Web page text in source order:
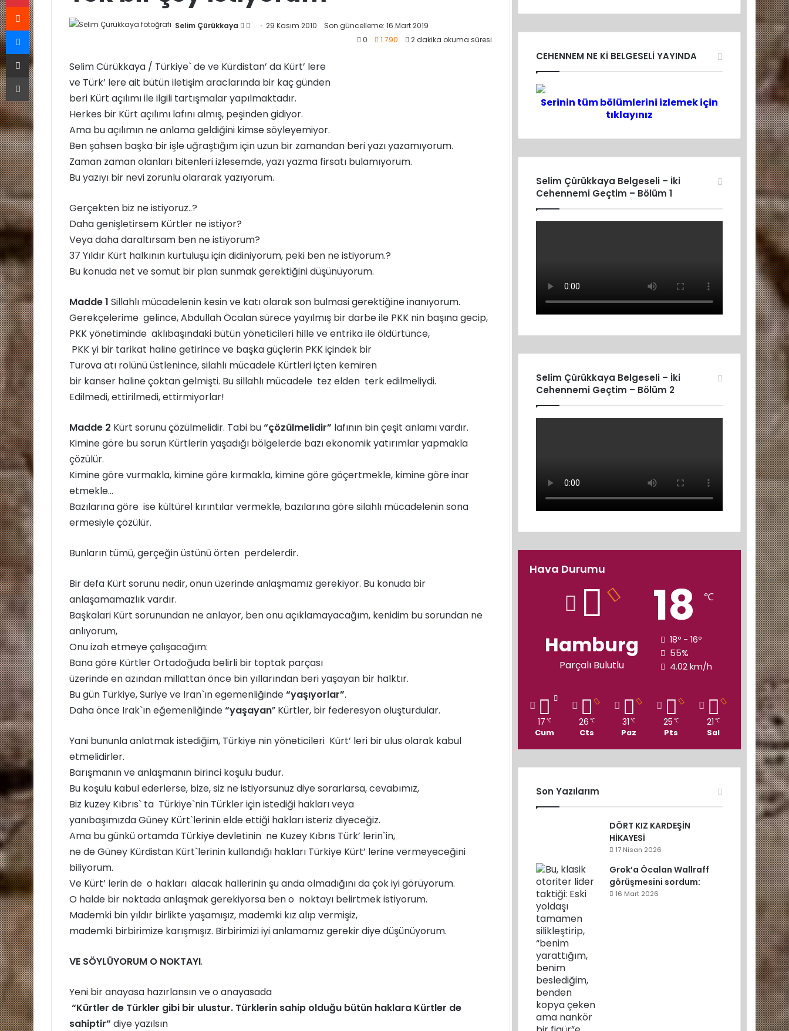
Selim Çürükkaya
F
l
o
w
o
e
-
p
o
a
g
ö
r
m
29 Kasım 2010
Son güncelleme: 16 Mart 2019
0
1.790 2 dakika okuma süresi
Selim Cürükkaya / Türkiye` de ve Kürdistan’ da Kürt’ lere
ve Türk’ lere ait bütün iletişim araclarında bir kaç günden
beri Kürt açılımı ile ilgili tartışmalar yapılmaktadır.
Herkes bir Kürt açılımı lafını almış, peşinden gidiyor.
Ama bu açılımın ne anlama geldiğini kimse söyleyemiyor.
Ben şahsen başka bir işle uğraştığım için uzun bir zamandan beri yazı yazamıyorum.
Zaman zaman olanları bitenleri izlesemde, yazı yazma firsatı bulamıyorum.
Bu yazıyı bir nevi zorunlu olararak yazıyorum.
Gerçekten biz ne istiyoruz..?
Daha genişletirsem Kürtler ne istiyor?
Veya daha daraltırsam ben ne istiyorum?
37 Yıldır Kürt halkının kurtuluşu için didiniyorum, peki ben ne istiyorum.?
Bu konuda net ve somut bir plan sunmak gerektiğini düşünüyorum.
Madde 1 Sillahlı mücadelenin kesin ve katı olarak son bulmasi gerektiğine inanıyorum.
Gerekçelerime gelince, Abdullah Öcalan sürece yayılmış bir darbe ile PKK nin başına gecip,
PKK yönetiminde aklıbaşındaki bütün yöneticileri hille ve entrika ile öldürtünce,
PKK yi bir tarikat haline getirince ve başka güçlerin PKK içindek bir
Turova atı rolünü üstlenince, silahlı mücadele Kürtleri içten kemiren
bir kanser haline çoktan gelmişti. Bu sillahlı mücadele tez elden terk edilmeliydi.
Edilmedi, ettirilmedi, ettirmiyorlar!
Madde 2 Kürt sorunu çözülmelidir. Tabi bu“çözülmelidir” lafının bin çeşit anlamı vardır.
Kimine göre bu sorun Kürtlerin yaşadığı bölgelerde bazı ekonomik yatırımlar yapmakla
çözülür.
Kimine göre vurmakla, kimine göre kırmakla, kimine göre göçertmekle, kimine göre inar
etmekle…
Bazılarına göre ise kültürel kırıntılar vermekle, bazılarına göre silahlı mücadelenin sona
ermesiyle çözülür.
Bunların tümü, gerçeğin üstünü örten perdelerdir.
Bir defa Kürt sorunu nedir, onun üzerinde anlaşmamız gerekiyor. Bu konuda bir
anlaşamamazlık vardır.
Başkalari Kürt sorunundan ne anlayor, ben onu açıklamayacağım, kenidim bu sorundan ne
anlıyorum,
Onu izah etmeye çalışacağım:
Bana göre Kürtler Ortadoğuda belirli bir toptak parçası
üzerinde en azından millattan önce bin yıllarından beri yaşayan bir halktır.
Bu gün Türkiye, Suriye ve Iran`ın egemenliğinde“yaşıyorlar”.
Daha önce Irak`ın eğemenliğinde“yaşayan” Kürtler, bir federesyon oluşturdular.
Yani bununla anlatmak istediğim, Türkiye nin yöneticileri Kürt’ leri bir ulus olarak kabul
etmelidirler.
Barışmanın ve anlaşmanın birinci koşulu budur.
Bu koşulu kabul ederlerse, bize, siz ne istiyorsunuz diye sorarlarsa, cevabımız,
Biz kuzey Kıbrıs` ta Türkiye`nin Türkler için istediği hakları veya
yanıbaşımızda Güney Kürt`lerinin elde ettiği hakları isteriz diyeceğiz.
Ama bu günkü ortamda Türkiye devletinin ne Kuzey Kıbrıs Türk’ lerin`in,
ne de Güney Kürdistan Kürt`lerinin kullandığı hakları Türkiye Kürt’ lerine vermeyeceğini
biliyorum.
Ve Kürt’ lerin de o hakları alacak hallerinin şu anda olmadığını da çok iyi görüyorum.
O halde bir noktada anlaşmak gerekiyorsa ben o noktayı belirtmek istiyorum.
Mademki bin yıldır birlikte yaşamışız, mademki kız alıp vermişiz,
mademki birbirimize karışmışız. Birbirimizi iyi anlamamız gerekir diye düşünüyorum.
VE SÖYLÜYORUM O NOKTAYI.
Yeni bir anayasa hazırlansın ve o anayasada
“Kürtler de Türkler gibi bir ulustur. Türklerin sahip olduğu bütün haklara Kürtler de
sahiptir” diye yazılsın
CEHENNEM NE Kİ BELGESELİ YAYINDA
Serinin tüm bölümlerini izlemek için
tıklayınız
Selim Çürükkaya Belgeseli – İki
Cehennemi Geçtim – Bölüm 1
Selim Çürükkaya Belgeseli – İki
Cehennemi Geçtim – Bölüm 2
Hava Durumu
Hamburg
Parçalı Bulutlu
18 ℃
18º - 16º
55%
4.02 km/h
17 ℃
Cum
26 ℃
Cts
31 ℃
Paz
25 ℃
Pts
21 ℃
Sal
Son Yazılarım
DÖRT KIZ KARDEŞİN
HİKAYESİ
17 Nisan 2026
Grok’a Öcalan Wallraff
görüşmesini sordum:
16 Mart 2026
Reddit
Messenger
E-Posta ile paylaş
Yazdır